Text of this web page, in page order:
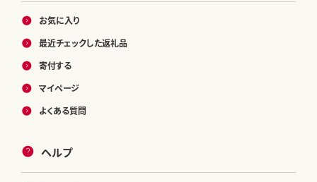
お気に入り
最近チェックした返礼品
寄付する
マイページ
よくある質問
ヘルプ